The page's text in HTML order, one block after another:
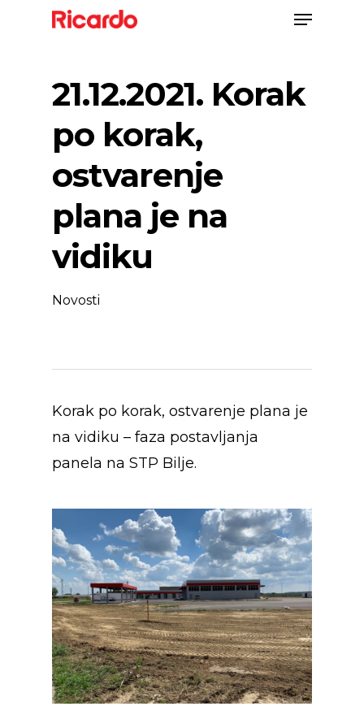
21.12.2021. Korak
po korak,
ostvarenje
plana je na
vidiku
Novosti
Korak po korak, ostvarenje plana je
na vidiku – faza postavljanja
panela na STP Bilje.